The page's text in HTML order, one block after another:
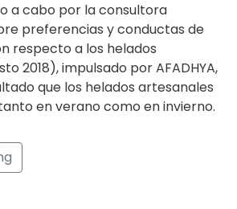
a cabo por la consultora
preferencias y conductas de
respecto a los helados
2018), impulsado por AFADHYA,
que los helados artesanales
en verano como en invierno.